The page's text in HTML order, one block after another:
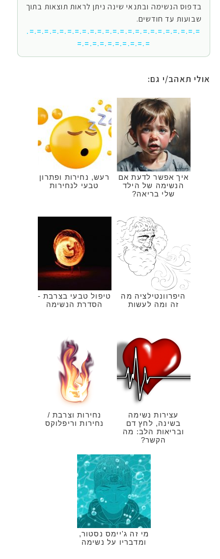
בדפוס הנשימה ובתנאי שינה ניתן לראות תוצאות בתוך
שבועות עד חודשים.
=.=.=.=.=.=.=.=.=.=.=.=.=.=.=.=.=.=.=.=.=.=.=.
=.=.=.=.=.=.=.=.=.=
אולי תאהב/י גם:
איך אפשר לדעת אם
הנשימה של הילד
שלי בריאה?
רעש, נחירות ופתרון
טבעי לנחירות
היפרוונטילציה מה
זה ומה לעשות
טיפול טבעי בצרבת -
הסדרת הנשימה
עצירות נשימה
בשינה, לחץ דם
ובריאות הלב: מה
הקשר?
נחירות וצרבת /
נחירות וריפלוקס
מי זה ג'יימס נסטור,
ומדבריו על נשימה